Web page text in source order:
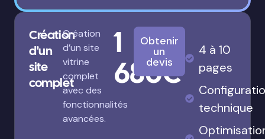
Création
d'un
site
complet
Création
d’un site
vitrine
complet
avec des
fonctionnalités
avancées.
1
680€
Obtenir
un
devis
4 à 10
pages
technique